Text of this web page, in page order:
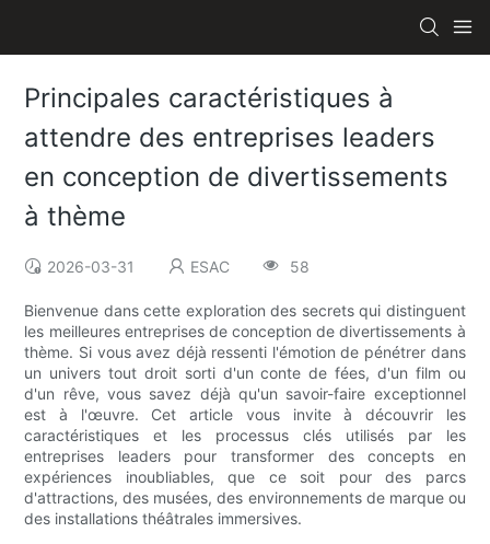
Principales caractéristiques à
attendre des entreprises leaders
en conception de divertissements
à thème
2026-03-31 ESAC 58
Bienvenue dans cette exploration des secrets qui distinguent
les meilleures entreprises de conception de divertissements à
thème. Si vous avez déjà ressenti l'émotion de pénétrer dans
un univers tout droit sorti d'un conte de fées, d'un film ou
d'un rêve, vous savez déjà qu'un savoir-faire exceptionnel
est à l'œuvre. Cet article vous invite à découvrir les
caractéristiques et les processus clés utilisés par les
entreprises leaders pour transformer des concepts en
expériences inoubliables, que ce soit pour des parcs
d'attractions, des musées, des environnements de marque ou
des installations théâtrales immersives.